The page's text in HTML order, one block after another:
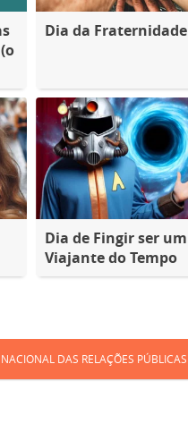
Dia da Fraternidade
Dia de Fingir ser um
Viajante do Tempo
DAS RELAÇÕES PÚBLICAS